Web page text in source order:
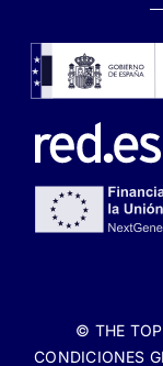
© THE
CONDICIONES